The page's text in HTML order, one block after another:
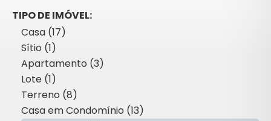
TIPO DE IMÓVEL:
Casa (17)
Sítio (1)
Apartamento (3)
Lote (1)
Terreno (8)
Casa em Condomínio (13)